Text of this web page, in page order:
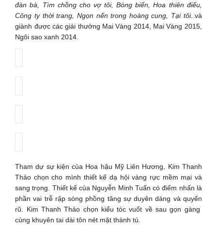
đàn bà, Tìm chồng cho vợ tôi, Bóng biến, Hoa thiên điếu,
Công ty thời trang, Ngọn nến trong hoàng cung, Tại tôi..và
giành được các giải thưởng Mai Vàng 2014, Mai Vàng 2015,
Ngôi sao xanh 2014.
Tham dự sự kiện của Hoa hậu Mỹ Liên Hương, Kim Thanh
Thảo chọn cho mình thiết kế dạ hội vàng rực mềm mại và
sang trọng. Thiết kế của Nguyễn Minh Tuấn có điểm nhấn là
phần vai trễ rập sóng phồng tăng sự duyên dáng và quyến
rũ. Kim Thanh Thảo chọn kiểu tóc vuốt về sau gọn gàng
cùng khuyên tai dài tôn nét mặt thành tú.